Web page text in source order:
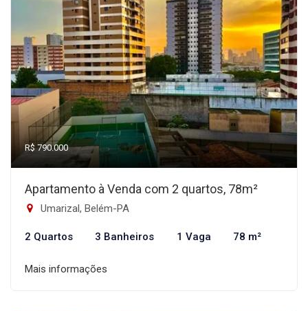
R$ 790.000
Apartamento à Venda com 2 quartos, 78m²
Umarizal, Belém-PA
2 Quartos 3 Banheiros 1 Vaga 78 m²
Mais informações